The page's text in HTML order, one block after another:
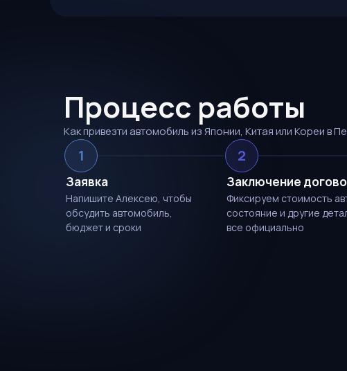
Процесс работы
Как привезти автомобиль из Японии, Китая или Кореи в
1
Заявка
Напишите Алексею, чтобы
обсудить автомобиль,
бюджет и сроки
2
Заключение
Фиксируем стоимость
состояние и другие
все официально